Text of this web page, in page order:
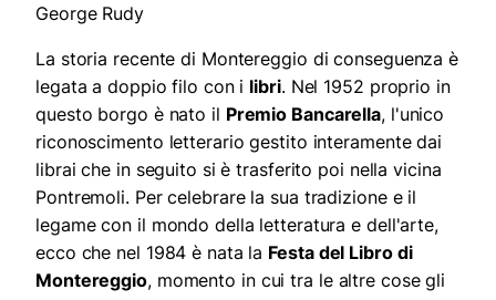
George Rudy
La storia recente di Montereggio di conseguenza è
legata a doppio filo con i libri. Nel 1952 proprio in
questo borgo è nato il Premio Bancarella, l'unico
riconoscimento letterario gestito interamente dai
librai che in seguito si è trasferito poi nella vicina
Pontremoli. Per celebrare la sua tradizione e il
legame con il mondo della letteratura e dell'arte,
ecco che nel 1984 è nata la Festa del Libro di
Montereggio, momento in cui tra le altre cose gli